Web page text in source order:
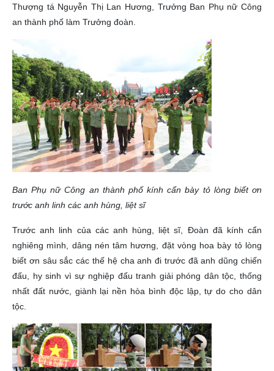
Thượng tá Nguyễn Thị Lan Hương, Trưởng Ban Phụ nữ Công
an thành phố làm Trưởng đoàn.
Ban Phụ nữ Công an thành phố kính cẩn bày tỏ lòng biết ơn
trước anh linh các anh hùng, liệt sĩ
Trước anh linh của các anh hùng, liệt sĩ, Đoàn đã kính cẩn
nghiêng mình, dâng nén tâm hương, đặt vòng hoa bày tỏ lòng
biết ơn sâu sắc các thế hệ cha anh đi trước đã anh dũng chiến
đấu, hy sinh vì sự nghiệp đấu tranh giải phóng dân tộc, thống
nhất đất nước, giành lại nền hòa bình độc lập, tự do cho dân
tộc.